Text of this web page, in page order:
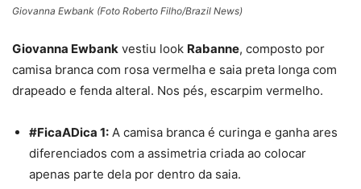
Giovanna Ewbank (Foto Roberto Filho/Brazil News)
Giovanna Ewbank vestiu look Rabanne, composto por
camisa branca com rosa vermelha e saia preta longa com
drapeado e fenda alteral. Nos pés, escarpim vermelho.
#FicaADica 1: A camisa branca é curinga e ganha ares
diferenciados com a assimetria criada ao colocar
apenas parte dela por dentro da saia.